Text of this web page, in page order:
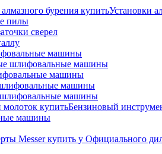
Установки
пилы
сверел
машины
шлифовальные машины
машины
машины
машины
Бензиновый
машины